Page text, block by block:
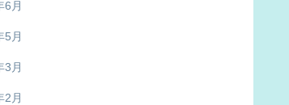
6月
5月
3月
2月